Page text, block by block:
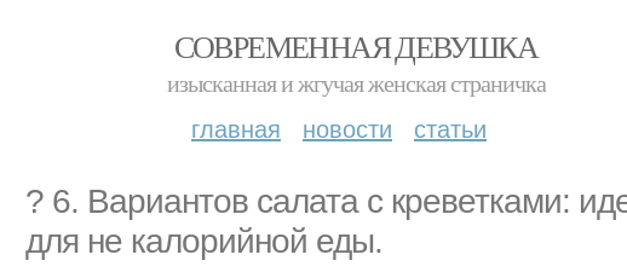
СОВРЕМЕННАЯ ДЕВУШКА
изысканная и жгучая женская страничка
главная новости статьи
? 6. Вариантов салата с креветками:
для не калорийной еды.